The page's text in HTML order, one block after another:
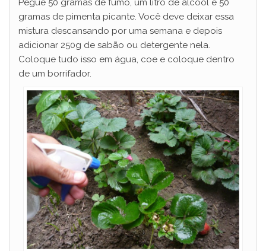
Pegue 50 gramas de fumo, um litro de álcool e 50
gramas de pimenta picante. Você deve deixar essa
mistura descansando por uma semana e depois
adicionar 250g de sabão ou detergente nela.
Coloque tudo isso em água, coe e coloque dentro
de um borrifador.